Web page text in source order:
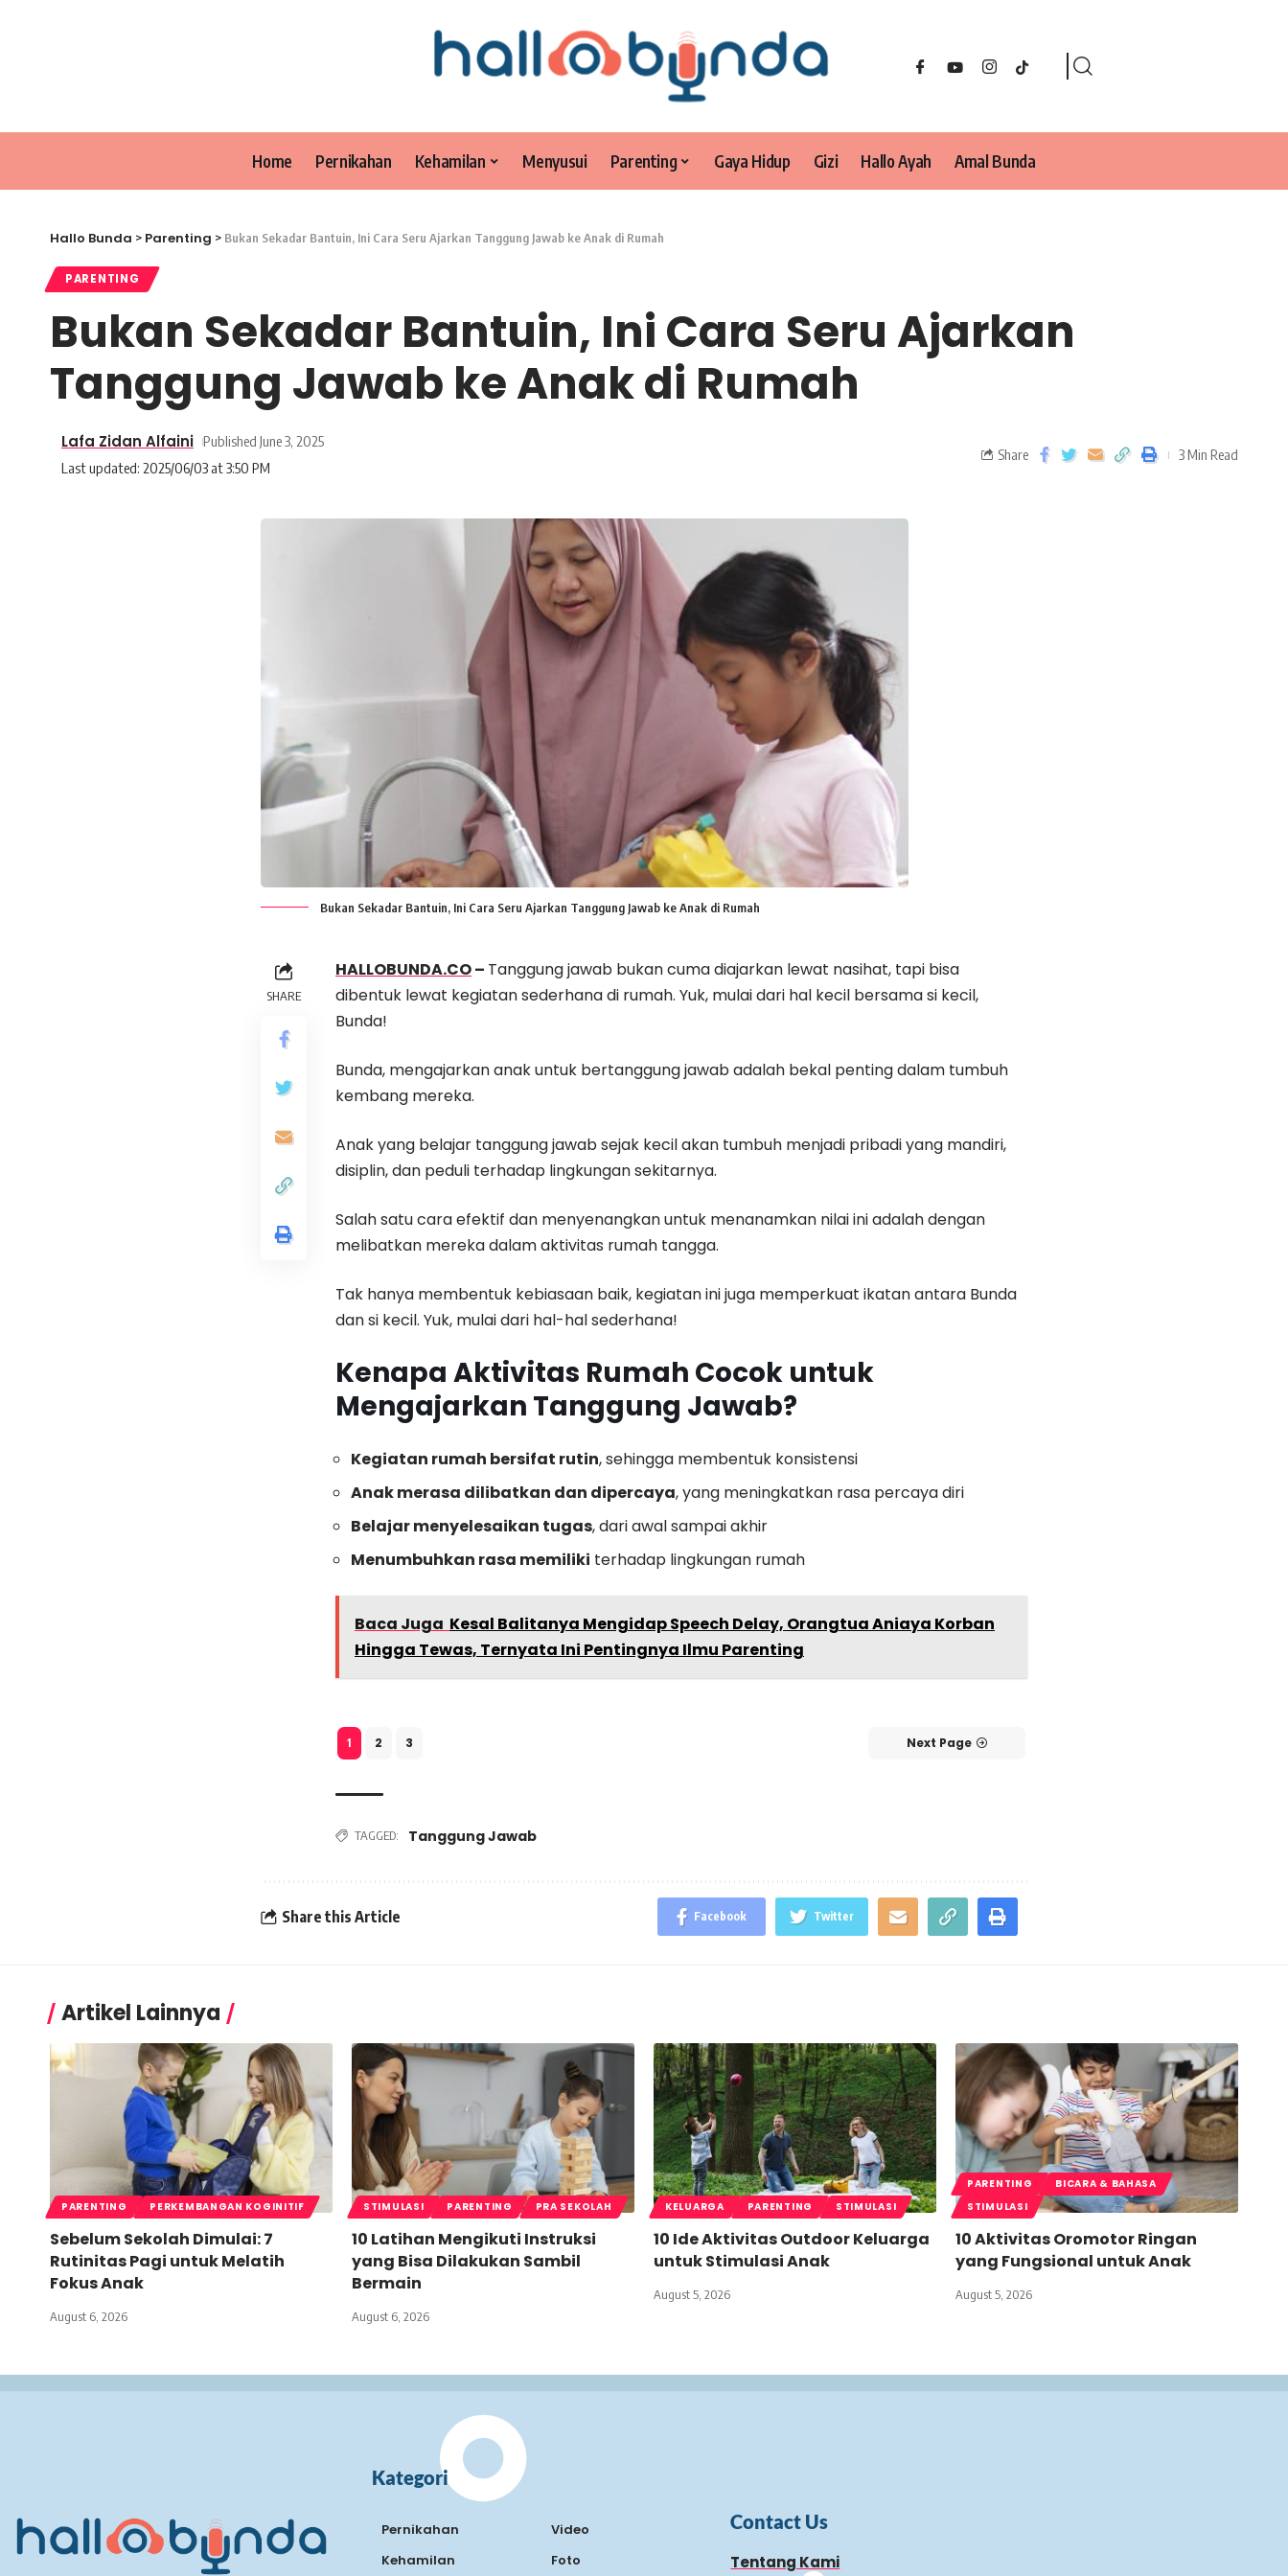
Home Pernikahan Kehamilan Menyusui Parenting Gaya Hidup Gizi Hallo Ayah Amal Bunda
Hallo Bunda > Parenting > Bukan Sekadar Bantuin, Ini Cara Seru Ajarkan Tanggung Jawab ke Anak di Rumah
PARENTING
Bukan Sekadar Bantuin, Ini Cara Seru Ajarkan
Tanggung Jawab ke Anak di Rumah
Last updated: 2025/06/03 at 3:50 PM
Lafa Zidan Alfaini Published June 3, 2025
Share 3 Min Read
Bukan Sekadar Bantuin, Ini Cara Seru Ajarkan Tanggung Jawab ke Anak di Rumah
SHARE
HALLOBUNDA.CO– Tanggung jawab bukan cuma diajarkan lewat nasihat, tapi bisa
dibentuk lewat kegiatan sederhana di rumah. Yuk, mulai dari hal kecil bersama si kecil,
Bunda!
Bunda, mengajarkan anak untuk bertanggung jawab adalah bekal penting dalam tumbuh
kembang mereka.
Anak yang belajar tanggung jawab sejak kecil akan tumbuh menjadi pribadi yang mandiri,
disiplin, dan peduli terhadap lingkungan sekitarnya.
Salah satu cara efektif dan menyenangkan untuk menanamkan nilai ini adalah dengan
melibatkan mereka dalam aktivitas rumah tangga.
Tak hanya membentuk kebiasaan baik, kegiatan ini juga memperkuat ikatan antara Bunda
dan si kecil. Yuk, mulai dari hal-hal sederhana!
Kenapa Aktivitas Rumah Cocok untuk
Mengajarkan Tanggung Jawab?
Kegiatan rumah bersifat rutin, sehingga membentuk konsistensi
Anak merasa dilibatkan dan dipercaya, yang meningkatkan rasa percaya diri
Belajar menyelesaikan tugas, dari awal sampai akhir
Menumbuhkan rasa memiliki terhadap lingkungan rumah
Baca Juga Kesal Balitanya Mengidap Speech Delay, Orangtua Aniaya Korban
Hingga Tewas, Ternyata Ini Pentingnya Ilmu Parenting
1 2 3 Next Page
TAGGED: Tanggung Jawab
Share this Article Facebook Twitter
Artikel Lainnya
PARENTING PERKEMBANGAN KOGINITIF
Sebelum Sekolah Dimulai: 7
Rutinitas Pagi untuk Melatih
Fokus Anak
August 6, 2026
STIMULASI PARENTING PRA SEKOLAH
10 Latihan Mengikuti Instruksi
yang Bisa Dilakukan Sambil
Bermain
August 6, 2026
KELUARGA PARENTING STIMULASI
10 Ide Aktivitas Outdoor Keluarga
untuk Stimulasi Anak
August 5, 2026
PARENTING
BICARA & BAHASA
STIMULASI
10 Aktivitas Oromotor Ringan
yang Fungsional untuk Anak
August 5, 2026
Kategori
Pernikahan
Kehamilan
Video
Foto
Contact Us
Tentang Kami